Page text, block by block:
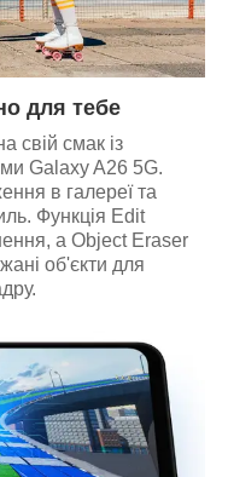
для тебе
свій смак із
Galaxy A26 5G.
в галереї та
Функція Edit
а Object Eraser
об'єкти для